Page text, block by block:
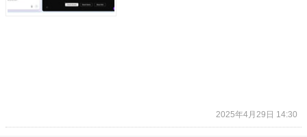
2025年4月29日 14:30